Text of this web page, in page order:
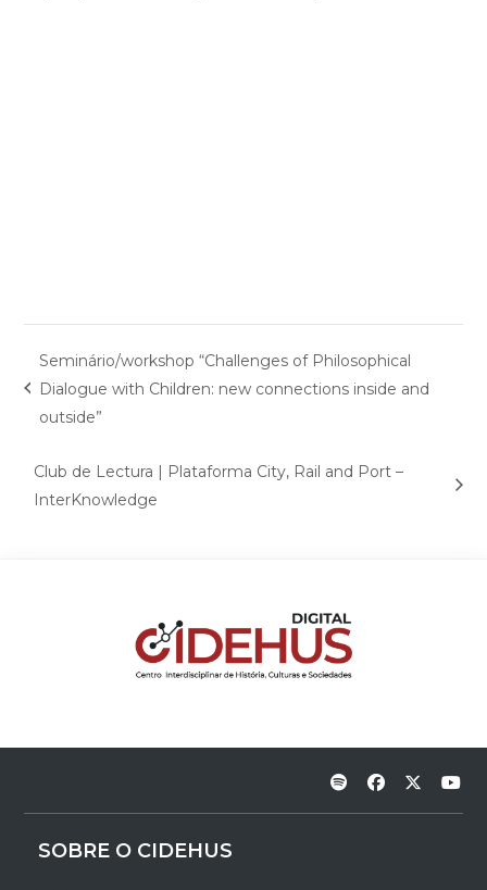
Seminário/workshop “Challenges of Philosophical
Dialogue with Children: new connections inside and
outside”
Club de Lectura | Plataforma City, Rail and Port –
InterKnowledge
SOBRE O CIDEHUS